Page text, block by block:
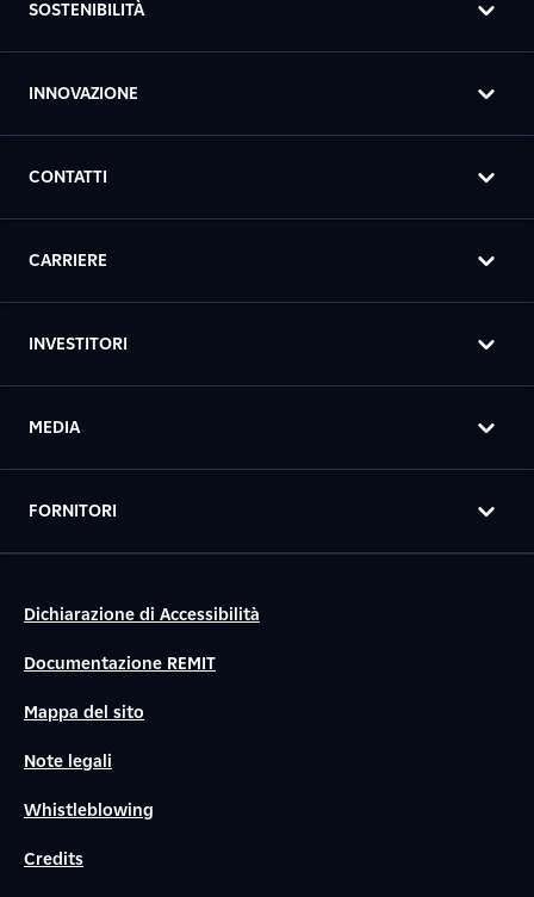
SOSTENIBILITÀ
INNOVAZIONE
CONTATTI
CARRIERE
INVESTITORI
MEDIA
FORNITORI
Dichiarazione di Accessibilità
Documentazione REMIT
Mappa del sito
Note legali
Whistleblowing
Credits